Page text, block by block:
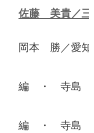
佐藤 美貴／三
岡本 勝／愛知
編 ・ 寺島 徹
編 ・ 寺島 徹